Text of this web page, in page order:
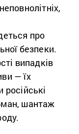
про
безпеки.
випадків
— їх
шантаж